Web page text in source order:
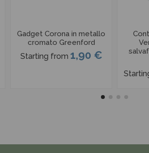
Gadget Corona in metallo
cromato Greenford
Starting from 1,90 €